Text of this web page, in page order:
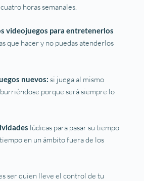
horas semanales.
videojuegos para entretenerlos
que hacer y no puedas atenderlos
nuevos: si juega al mismo
porque será siempre lo
lúdicas para pasar su tiempo
en un ámbito fuera de los
ser quien lleve el control de tu